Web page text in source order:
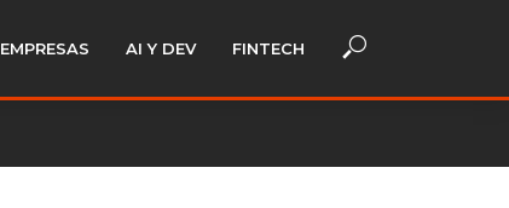
EMPRESAS AI Y DEV FINTECH